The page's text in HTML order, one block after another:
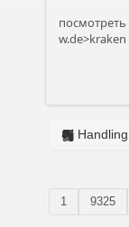
Handling
1 9325